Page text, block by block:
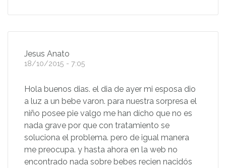
Jesus Anato
18/10/2015 - 7:05
Hola buenos dias. el dia de ayer mi esposa dio
a luz a un bebe varon. para nuestra sorpresa el
niño posee pie valgo me han dícho que no es
nada grave por que con tratamiento se
soluciona el problema. pero de igual manera
me preocupa. y hasta ahora en la web no
encontrado nada sobre bebes recien nacidós